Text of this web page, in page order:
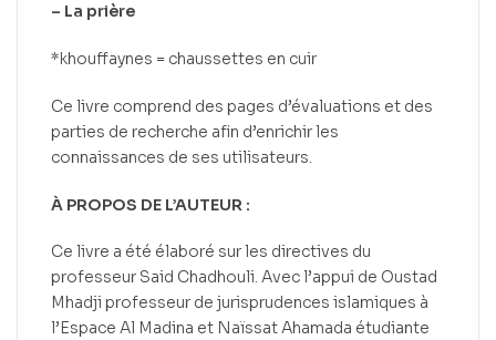
– La prière
*khouffaynes = chaussettes en cuir
Ce livre comprend des pages d’évaluations et des
parties de recherche afin d’enrichir les
connaissances de ses utilisateurs.
À PROPOS DE L’AUTEUR :
Ce livre a été élaboré sur les directives du
professeur Said Chadhouli. Avec l’appui de Oustad
Mhadji professeur de jurisprudences islamiques à
l’Espace Al Madina et Naïssat Ahamada étudiante